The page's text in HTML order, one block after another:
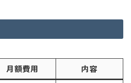
月額費用 内容